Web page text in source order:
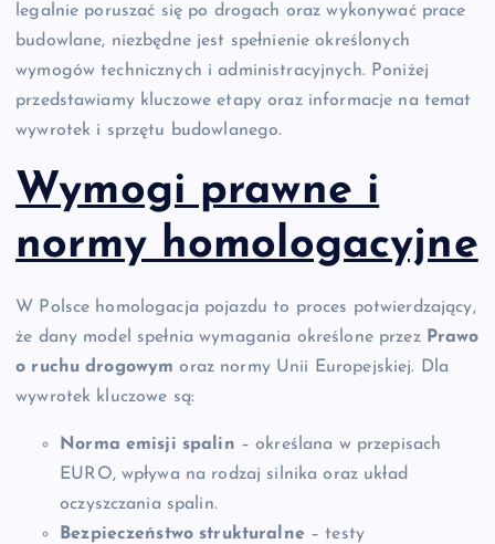
legalnie poruszać się po drogach oraz wykonywać prace
budowlane, niezbędne jest spełnienie określonych
wymogów technicznych i administracyjnych. Poniżej
przedstawiamy kluczowe etapy oraz informacje na temat
wywrotek i sprzętu budowlanego.
Wymogi prawne i
normy homologacyjne
W Polsce homologacja pojazdu to proces potwierdzający,
że dany model spełnia wymagania określone przez Prawo
o ruchu drogowym oraz normy Unii Europejskiej. Dla
wywrotek kluczowe są:
Norma emisji spalin – określana w przepisach
EURO, wpływa na rodzaj silnika oraz układ
oczyszczania spalin.
Bezpieczeństwo strukturalne– testy